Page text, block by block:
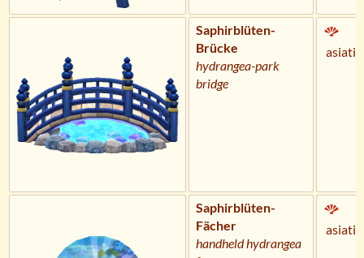
Saphirblüten-
Brücke
hydrangea-park
bridge
Saphirblüten-
Fächer
handheld hydrangea